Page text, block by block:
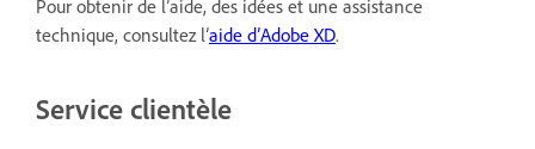
Pour obtenir de l’aide, des idées et une assistance
technique, consultez l’aide d’Adobe XD.
Service clientèle